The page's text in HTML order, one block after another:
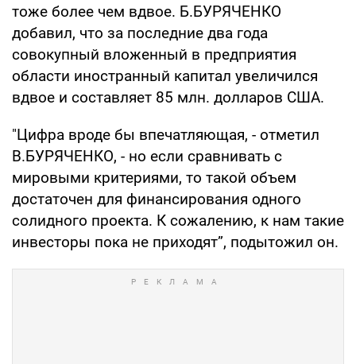
тоже более чем вдвое. Б.БУРЯЧЕНКО
добавил, что за последние два года
совокупный вложенный в предприятия
области иностранный капитал увеличился
вдвое и составляет 85 млн. долларов США.
"Цифра вроде бы впечатляющая, - отметил
В.БУРЯЧЕНКО, - но если сравнивать с
мировыми критериями, то такой объем
достаточен для финансирования одного
солидного проекта. К сожалению, к нам такие
инвесторы пока не приходят”, подытожил он.